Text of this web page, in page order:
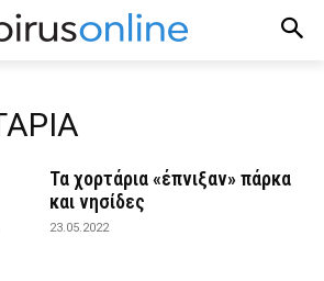
Τα χορτάρια «έπνιξαν» πάρκα
και νησίδες
23.05.2022